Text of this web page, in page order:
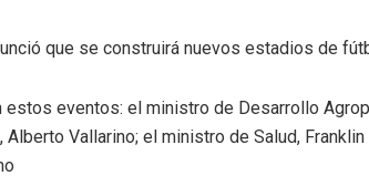
que se construirá nuevos estadios de
estos eventos: el ministro de Desarrollo
Alberto Vallarino; el ministro de Salud,